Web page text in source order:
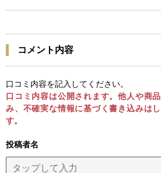
コメント内容
口コミ内容を記入してください。
口コミ内容は公開されます。他人や商
み、不確実な情報に基づく書き込みは
す。
投稿者名